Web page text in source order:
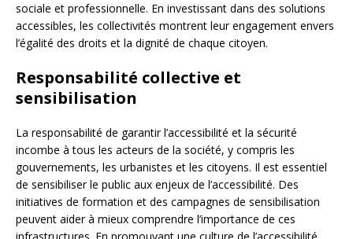
sociale et professionnelle. En investissant dans des solutions
accessibles, les collectivités montrent leur engagement envers
l’égalité des droits et la dignité de chaque citoyen.
Responsabilité collective et
sensibilisation
La responsabilité de garantir l’accessibilité et la sécurité
incombe à tous les acteurs de la société, y compris les
gouvernements, les urbanistes et les citoyens. Il est essentiel
de sensibiliser le public aux enjeux de l’accessibilité. Des
initiatives de formation et des campagnes de sensibilisation
peuvent aider à mieux comprendre l’importance de ces